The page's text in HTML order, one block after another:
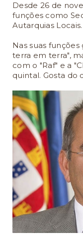
Desde 26 de
funções como
Autarquias Locais.
Nas suas
terra em terra",
com o "Raf" e a
quintal. Gosta do